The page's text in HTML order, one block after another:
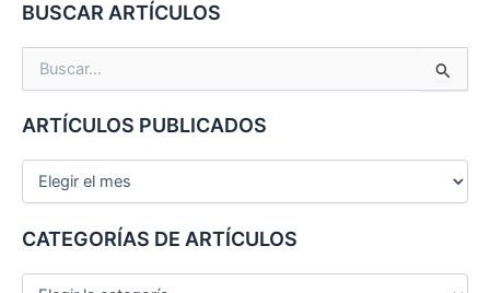
BUSCAR ARTÍCULOS
u
c
a
p
r
ARTÍCULOS PUBLICADOS
CATEGORÍAS DE ARTÍCULOS